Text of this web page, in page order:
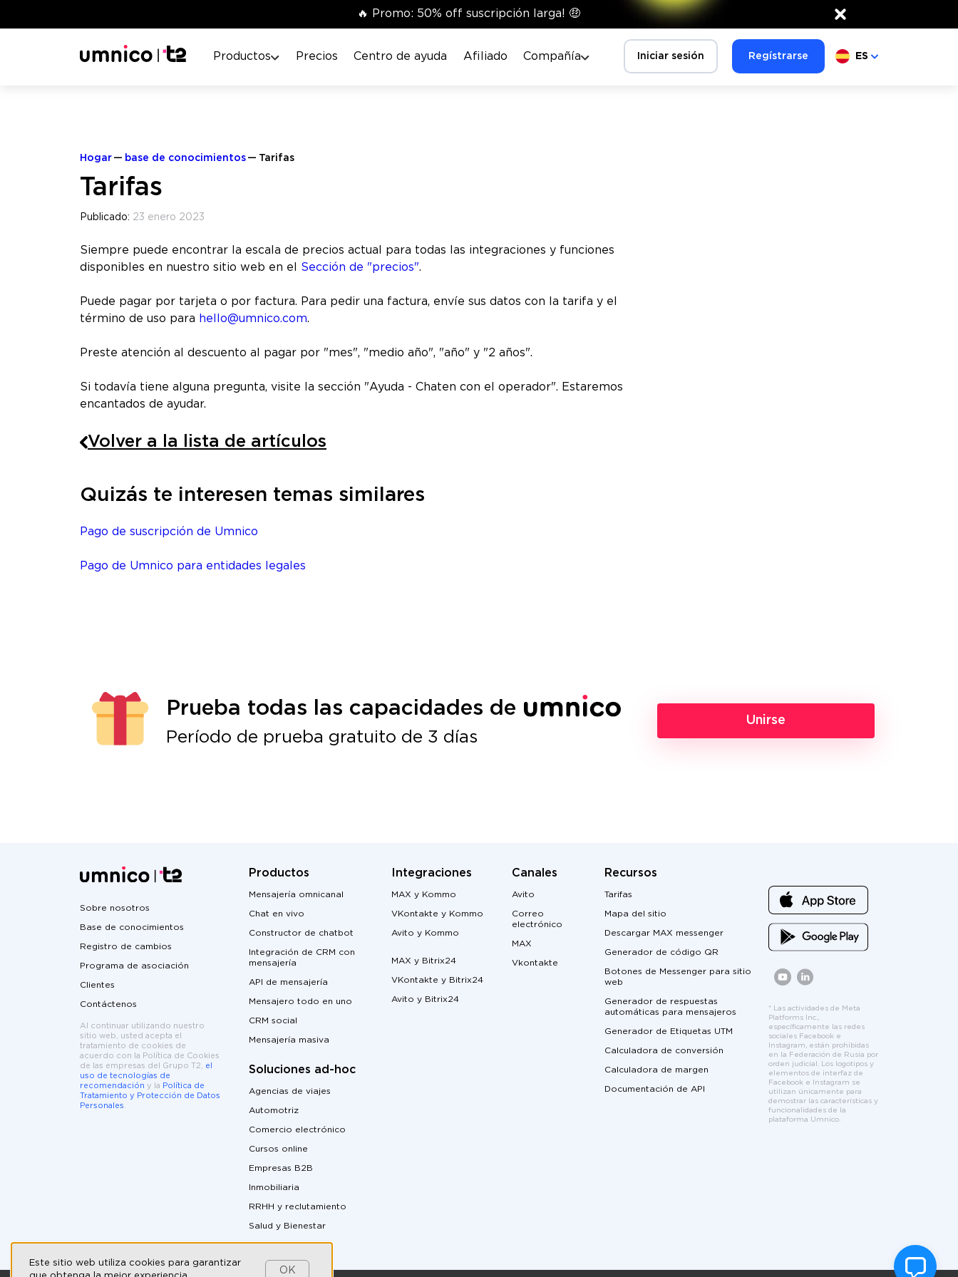
🔥 Promo: 50% off suscripción larga! 🤑 ×
Productos Precios Centro de ayuda Afiliado Compañía Iniciar sesión Regístrarse ES
Hogar base de conocimientos Tarifas
Tarifas
Publicado: 23 enero 2023
Siempre puede encontrar la escala de precios actual para todas las integraciones y funciones
disponibles en nuestro sitio web en el Sección de "precios".
Puede pagar por tarjeta o por factura. Para pedir una factura, envíe sus datos con la tarifa y el
término de uso para hello@umnico.com.
Preste atención al descuento al pagar por "mes", "medio año", "año" y "2 años".
Si todavía tiene alguna pregunta, visite la sección "Ayuda - Chaten con el operador". Estaremos
encantados de ayudar.
Volver a la lista de artículos
Quizás te interesen temas similares
Pago de suscripción de Umnico
Pago de Umnico para entidades legales
Prueba todas las capacidades de
Período de prueba gratuito de 3 días
Unirse
Sobre nosotros
Base de conocimientos
Registro de cambios
Programa de asociación
Clientes
Contáctenos
Al continuar utilizando nuestro
sitio web, usted acepta el
tratamiento de cookies de
acuerdo con la Política de Cookies
de las empresas del Grupo T2, el
uso de tecnologías de
recomendación y la Política de
Tratamiento y Protección de Datos
Personales .
Productos
Mensajería omnicanal
Chat en vivo
Constructor de chatbot
Integración de CRM con
mensajería
API de mensajería
Mensajero todo en uno
CRM social
Mensajería masiva
Soluciones ad-hoc
Agencias de viajes
Automotriz
Comercio electrónico
Cursos online
Empresas B2B
Inmobiliaria
RRHH y reclutamiento
Salud y Bienestar
Integraciones
MAX y Kommo
VKontakte y Kommo
Avito y Kommo
MAX y Bitrix24
VKontakte y Bitrix24
Avito y Bitrix24
Canales
Avito
Correo
electrónico
MAX
Vkontakte
Recursos
Tarifas
Mapa del sitio
Descargar MAX messenger
Generador de código QR
Botones de Messenger para sitio
web
Generador de respuestas
automáticas para mensajeros
Generador de Etiquetas UTM
Calculadora de conversión
Calculadora de margen
Documentación de API
* Las actividades de Meta
Platforms Inc.,
específicamente las redes
sociales Facebook e
Instagram, están prohibidas
en la Federación de Rusia por
orden judicial. Los logotipos y
elementos de interfaz de
Facebook e Instagram se
utilizan únicamente para
demostrar las características y
funcionalidades de la
plataforma Umnico.
Este sitio web utiliza cookies para garantizar
OK